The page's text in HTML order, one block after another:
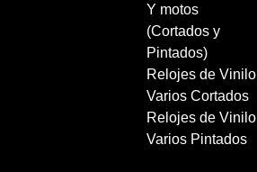
Y motos
(Cortados y
Pintados)
Relojes de Vinilo
Varios Cortados
Relojes de Vinilo
Varios Pintados